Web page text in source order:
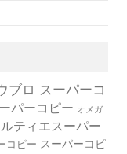
ブロ スーパーコ
パーコピー オメガ
ティエスーパー
コピー スーパーコピ